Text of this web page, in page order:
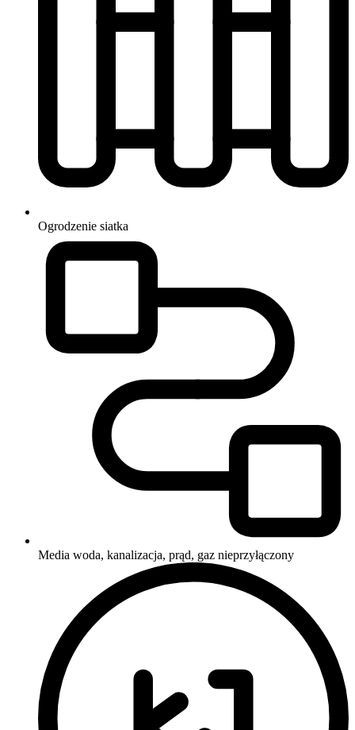
Ogrodzenie siatka
Media woda, kanalizacja, prąd, gaz nieprzyłączony